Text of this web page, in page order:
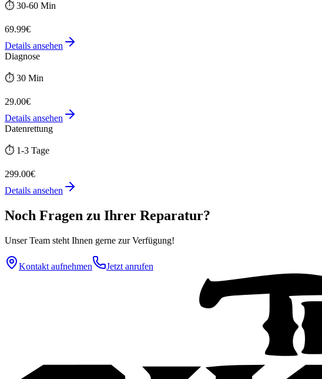
⏱️ 30-60 Min
69.99€
Details ansehen
Diagnose
⏱️ 30 Min
29.00€
Details ansehen
Datenrettung
⏱️ 1-3 Tage
299.00€
Details ansehen
Noch Fragen zu Ihrer Reparatur?
Unser Team steht Ihnen gerne zur Verfügung!
Kontakt aufnehmen Jetzt anrufen